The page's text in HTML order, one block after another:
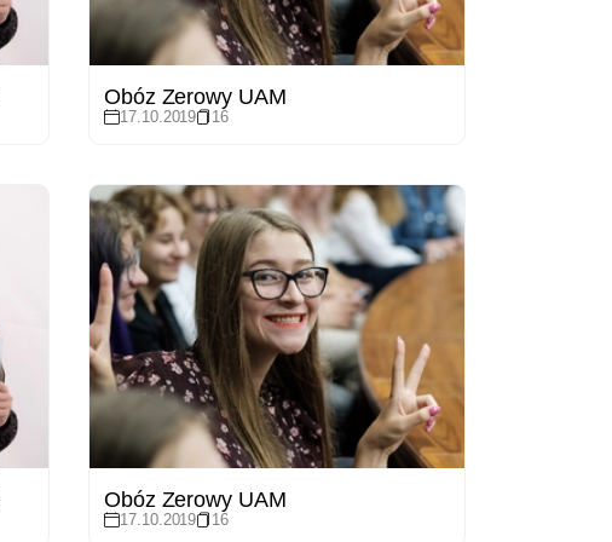
Obóz Zerowy UAM
17.10.2019 16
Obóz Zerowy UAM
17.10.2019 16